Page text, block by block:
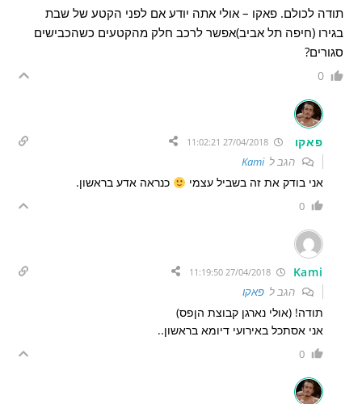
תודה לכולם. פאקו – אולי אתה יודע אם לפני הקטע של שבת
בגירו (חיפה תל אביב)אפשר לרכב חלק מהקטעים כשהכבישים
סגורים?
0
פאקו 27/04/2018 11:02:21
הגב לKami
אני בודק את זה בשביל עצמי כנראה אדע בראשון.
0
Kami
27/04/2018 11:19:50
הגב לפאקו
תודה! (אולי נארגן קבוצת הןפס)
אני אסתכל באירועי דיומא בראשון..
0